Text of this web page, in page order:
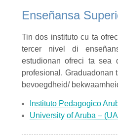
Enseñansa
Tin dos instituto cu ta
tercer nivel di
estudionan ofreci ta sea
profesional. Graduadonan
bevoegdheid/
Instituto Pedagogico
University of Aruba –